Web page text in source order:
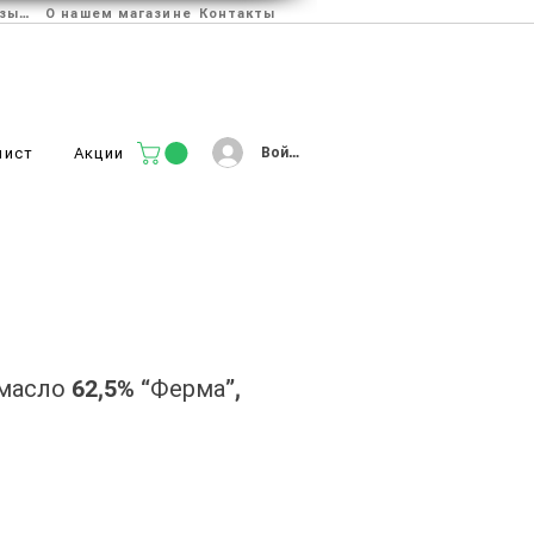
Отзывы О нашем магазине Контакты
Акции Войти
62,5% “Ферма”,